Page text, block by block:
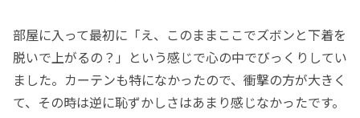
部屋に入って最初に「え、このままここでズボンと下着を
脱いで上がるの？」という感じで心の中でびっくりしてい
ました。カーテンも特になかったので、衝撃の方が大きく
て、その時は逆に恥ずかしさはあまり感じなかったです。